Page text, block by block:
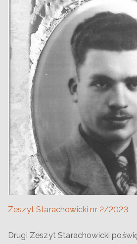
Zeszyt Starachowicki nr 2/2023
Drugi Zeszyt Starachowicki